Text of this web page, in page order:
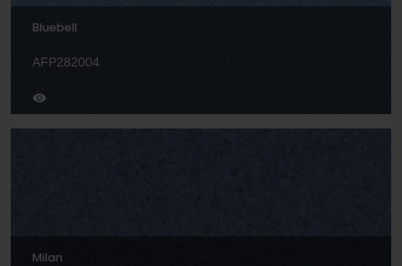
Bluebell
AFP282004
Milan